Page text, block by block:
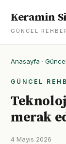
Keramin Si
GÜNCEL
Anasayfa ·
GÜNCEL
merak
4 Mayıs 2026